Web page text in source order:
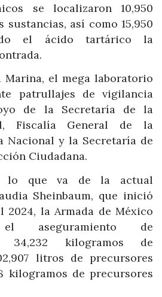
se localizaron 10,950
así como 15,950
el ácido tartárico la
Marina, el mega laboratorio
patrullajes de vigilancia
de la Secretaría de la
Fiscalía General de la
Nacional y la Secretaría de
Ciudadana.
lo que va de la actual
Sheinbaum, que inició
2024, la Armada de México
aseguramiento de
34,232 kilogramos de
litros de precursores
kilogramos de precursores